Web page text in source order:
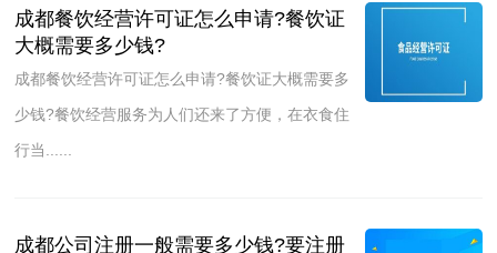
成都餐饮经营许可证怎么申请?餐饮证
大概需要多少钱?
成都餐饮经营许可证怎么申请?餐饮证大概需要多
少钱?餐饮经营服务为人们还来了方便，在衣食住
行当......
成都公司注册一般需要多少钱?要注册